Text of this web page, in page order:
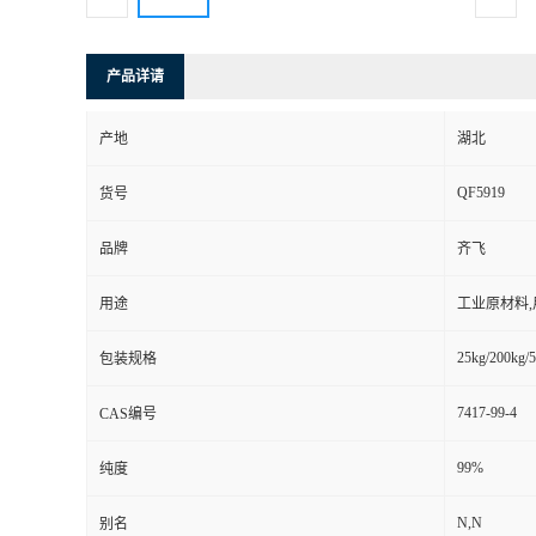
产品详请
产地 湖北
货号 QF5919
品牌 齐飞
用途 工业原材料
包装规格 25kg/200kg/
CAS编号 7417-99-4
纯度 99%
别名 N,N